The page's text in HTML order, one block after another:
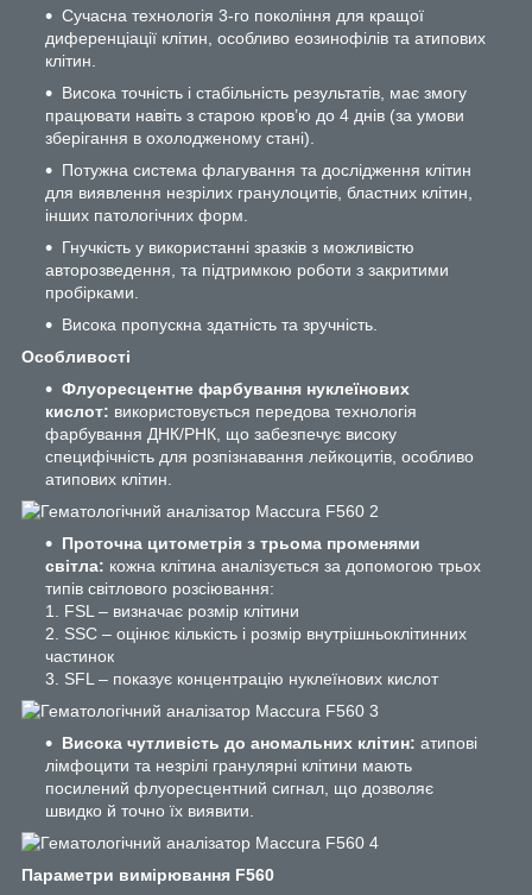
Сучасна технологія 3-го покоління для кращої
диференціації клітин, особливо еозинофілів та атипових
клітин.
Висока точність і стабільність результатів, має змогу
працювати навіть з старою кров’ю до 4 днів (за умови
зберігання в охолодженому стані).
Потужна система флагування та дослідження клітин
для виявлення незрілих гранулоцитів, бластних клітин,
інших патологічних форм.
Гнучкість у використанні зразків з можливістю
авторозведення, та підтримкою роботи з закритими
пробірками.
Висока пропускна здатність та зручність.
Особливості
Флуоресцентне фарбування нуклеїнових
кислот: використовується передова технологія
фарбування ДНК/РНК, що забезпечує високу
специфічність для розпізнавання лейкоцитів, особливо
атипових клітин.
Проточна цитометрія з трьома променями
світла: кожна клітина аналізується за допомогою трьох
типів світлового розсіювання:
1. FSL – визначає розмір клітини
2. SSC – оцінює кількість і розмір внутрішньоклітинних
частинок
3. SFL – показує концентрацію нуклеїнових кислот
Висока чутливість до аномальних клітин: атипові
лімфоцити та незрілі гранулярні клітини мають
посилений флуоресцентний сигнал, що дозволяє
швидко й точно їх виявити.
Параметри вимірювання F560